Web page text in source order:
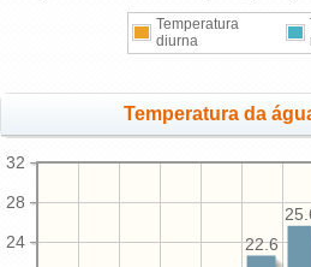
Temperatura
diurna
Temperatura da
24
28
32
22.6